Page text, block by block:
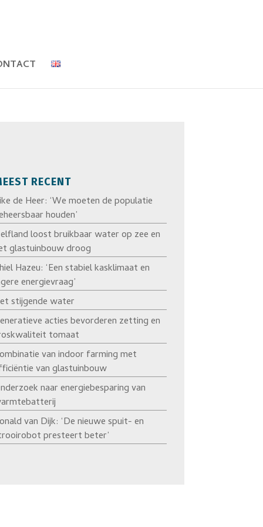
RECENT
de Heer: ‘We moeten de populatie
houden’
loost bruikbaar water op zee en
glastuinbouw droog
Hazeu: ‘Een stabiel kasklimaat en
energievraag’
stijgende water
acties bevorderen zetting en
tomaat
van indoor farming met
van glastuinbouw
naar energiebesparing van
van Dijk: ‘De nieuwe spuit- en
presteert beter’